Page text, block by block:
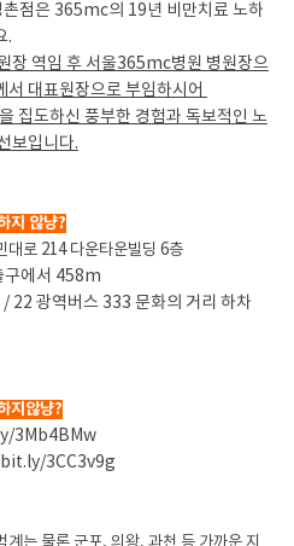
점은 365mc의 19년 비만치료 노하
.
장 역임 후 서울365mc병원 병원장으
대표원장으로 부임하시어
집도하신 풍부한 경험과 독보적인 노
보입니다.
지 않냥?
대로 214 다운타운빌딩 6층
구에서 458m
역버스 333 문화의 거리 하차
지않냥?
3Mb4BMw
3CC3v9g